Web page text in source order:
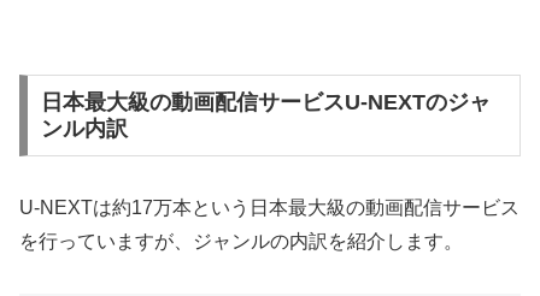
日本最大級の動画配信サービスU-NEXTのジャ
ンル内訳
U-NEXTは約17万本という日本最大級の動画配信サービス
を行っていますが、ジャンルの内訳を紹介します。